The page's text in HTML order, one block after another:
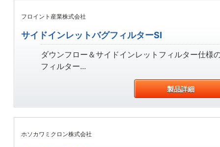
フロイント産業株式会社
サイドインレットバグフィルターSI
ダウンフロー＆サイドインレットフィルター仕様
フィルター...
製品詳細
ホソカワミクロン株式会社